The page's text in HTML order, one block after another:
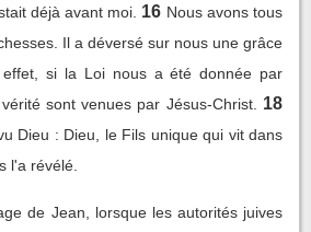
déjà avant moi. 16 Nous avons tous
Il a déversé sur nous une grâce
effet, si la Loi nous a été donnée par
sont venues par Jésus-Christ.
18
Dieu : Dieu, le Fils unique qui vit dans
l'a révélé.
de Jean, lorsque les autorités juives